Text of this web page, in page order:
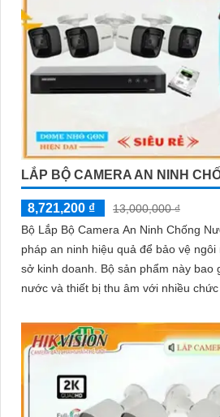
LẮP BỘ CAMERA AN NINH
8,721,200 ₫
13,000,000 ₫
Bộ Lắp Bộ Camera An Ninh Chống
pháp an ninh hiệu quả để bảo vệ
sở kinh doanh. Bộ sản phẩm này bao gồm camera chống
nước và thiết bị thu âm với nhiều